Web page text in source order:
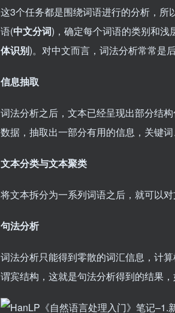
这3个任务都是围绕词语进行的分析，所
语(中文分词)，确定每个词语的类别和浅
体识别)。对中文而言，词法分析常常是
信息抽取
词法分析之后，文本已经呈现出部分结
数据，抽取出一部分有用的信息，关键
文本分类与文本聚类
将文本拆分为一系列词语之后，就可以
句法分析
词法分析只能得到零散的词汇信息，计
谓宾结构，这就是句法分析得到的结果，